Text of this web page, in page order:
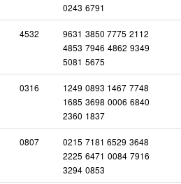
0243 6791
4532 9631 3850 7775 2112
4853 7946 4862 9349
5081 5675
0316 1249 0893 1467 7748
1685 3698 0006 6840
2360 1837
0807 0215 7181 6529 3648
2225 6471 0084 7916
3294 0853